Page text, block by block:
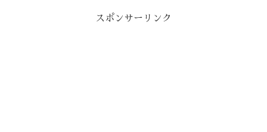
スポンサーリンク